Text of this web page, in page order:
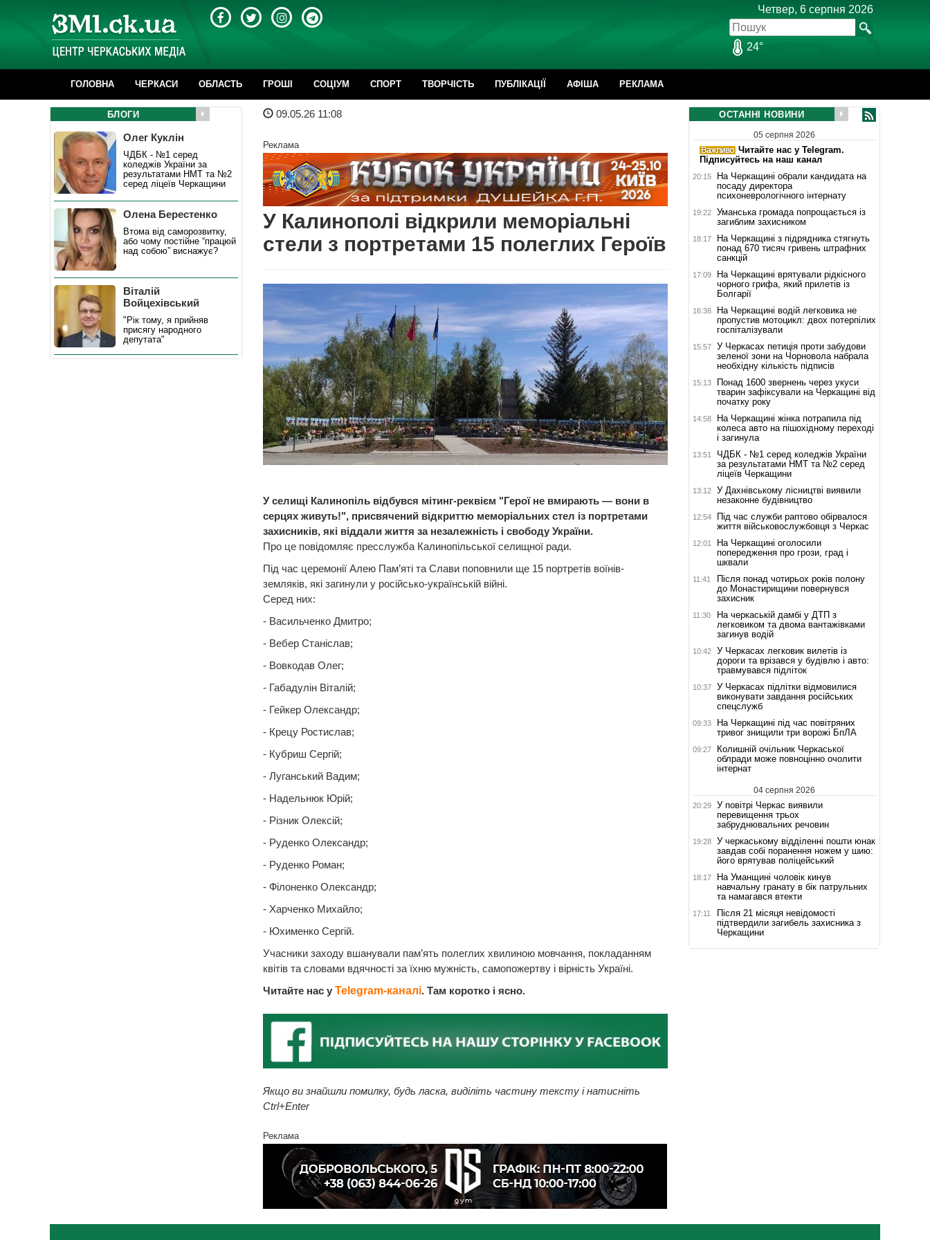
Четвер, 6 серпня 2026
24°
ГОЛОВНА ЧЕРКАСИ ОБЛАСТЬ ГРОШІ CОЦІУМ СПОРТ ТВОРЧІСТЬ ПУБЛІКАЦІЇ АФІША РЕКЛАМА
09.05.26 11:08
Реклама
У Калинополі відкрили меморіальні
стели з портретами 15 полеглих Героїв
У селищі Калинопіль відбувся мітинг-реквієм "Герої не вмирають — вони в
серцях живуть!", присвячений відкриттю меморіальних стел із портретами
захисників, які віддали життя за незалежність і свободу України.
Про це повідомляє пресслужба Калинопільської селищної ради.
Під час церемонії Алею Пам’яті та Слави поповнили ще 15 портретів воїнів-
земляків, які загинули у російсько-українській війні.
Серед них:
- Васильченко Дмитро;
- Вебер Станіслав;
- Вовкодав Олег;
- Габадулін Віталій;
- Гейкер Олександр;
- Крецу Ростислав;
- Кубриш Сергій;
- Луганський Вадим;
- Надельнюк Юрій;
- Різник Олексій;
- Руденко Олександр;
- Руденко Роман;
- Філоненко Олександр;
- Харченко Михайло;
- Юхименко Сергій.
Учасники заходу вшанували пам’ять полеглих хвилиною мовчання, покладанням
квітів та словами вдячності за їхню мужність, самопожертву і вірність Україні.
Читайте нас у Telegram-каналі. Там коротко і ясно.
Якщо ви знайшли помилку, будь ласка, виділіть частину тексту і натисніть
Ctrl+Enter
Реклама
БЛОГИ
Олег Куклін
ЧДБК - №1 серед
коледжів України за
результатами НМТ та №2
серед ліцеїв Черкащини
Олена Берестенко
Втома від саморозвитку,
або чому постійне “працюй
над собою” виснажує?
Віталій
Войцехівський
"Рік тому, я прийняв
присягу народного
депутата"
ОСТАННІ НОВИНИ
05 серпня 2026
Читайте нас у Telegram.
Підписуйтесь на наш канал
20:15
На Черкащині обрали кандидата на
посаду директора
психоневрологічного інтернату
19:22
Уманська громада попрощається із
загиблим захисником
18:17
На Черкащині з підрядника стягнуть
понад 670 тисяч гривень штрафних
санкцій
17:09
На Черкащині врятували рідкісного
чорного грифа, який прилетів із
Болгарії
16:38
На Черкащині водій легковика не
пропустив мотоцикл: двох потерпілих
госпіталізували
15:57
У Черкасах петиція проти забудови
зеленої зони на Чорновола набрала
необхідну кількість підписів
15:13
Понад 1600 звернень через укуси
тварин зафіксували на Черкащині від
початку року
14:58
На Черкащині жінка потрапила під
колеса авто на пішохідному переході
і загинула
13:51
ЧДБК - №1 серед коледжів України
за результатами НМТ та №2 серед
ліцеїв Черкащини
13:12
У Дахнівському лісництві виявили
незаконне будівництво
12:54
Під час служби раптово обірвалося
життя військовослужбовця з Черкас
12:01
На Черкащині оголосили
попередження про грози, град і
шквали
11:41
Після понад чотирьох років полону
до Монастирищини повернувся
захисник
11:30
На черкаській дамбі у ДТП з
легковиком та двома вантажівками
загинув водій
10:42
У Черкасах легковик вилетів із
дороги та врізався у будівлю і авто:
травмувався підліток
10:37
У Черкасах підлітки відмовилися
виконувати завдання російських
спецслужб
09:33
На Черкащині під час повітряних
тривог знищили три ворожі БпЛА
09:27
Колишній очільник Черкаської
облради може повноцінно очолити
інтернат
04 серпня 2026
20:29
У повітрі Черкас виявили
перевищення трьох
забруднювальних речовин
19:28
У черкаському відділенні пошти юнак
завдав собі поранення ножем у шию:
його врятував поліцейський
18:17
На Уманщині чоловік кинув
навчальну гранату в бік патрульних
та намагався втекти
17:11
Після 21 місяця невідомості
підтвердили загибель захисника з
Черкащини